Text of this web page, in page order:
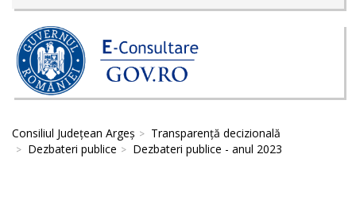
Consiliul Județean Argeș
Transparență decizională
Dezbateri publice
Dezbateri publice - anul 2023